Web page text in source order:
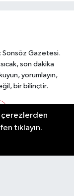
Sonsöz Gazetesi.
son dakika
yorumlayın,
bir bilinçtir.
çerezlerden
tıklayın.